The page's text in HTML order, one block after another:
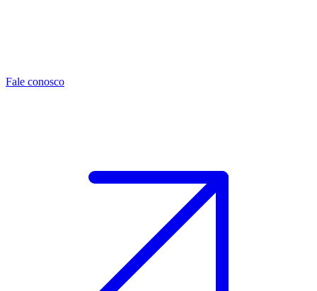
Fale conosco